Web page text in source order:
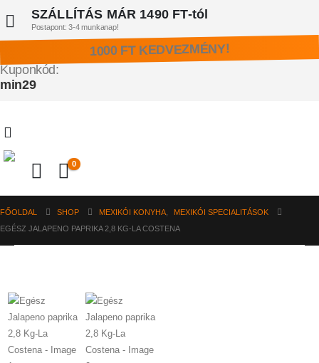
SZÁLLÍTÁS MÁR 1490 FT-tól
Postapont: 3-4 munkanap!
1000 FT KEDVEZMÉNY!
Kuponkód:
min29
0
FŐOLDAL SHOP MEXIKÓI KONYHA
MEXIKÓI SPECIALITÁSOK
EGÉSZ JALAPENO PAPRIKA 2,8 KG-LA COSTENA